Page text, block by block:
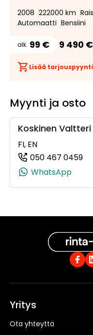
2008 222000 km
Automaatti Bensiini
alk. 99 € 9 490 €
Lisää
Myynti ja osto
Koskinen Valtteri
FI, EN
050 467 0459
WhatsApp
Yritys
Ota yhteyttä